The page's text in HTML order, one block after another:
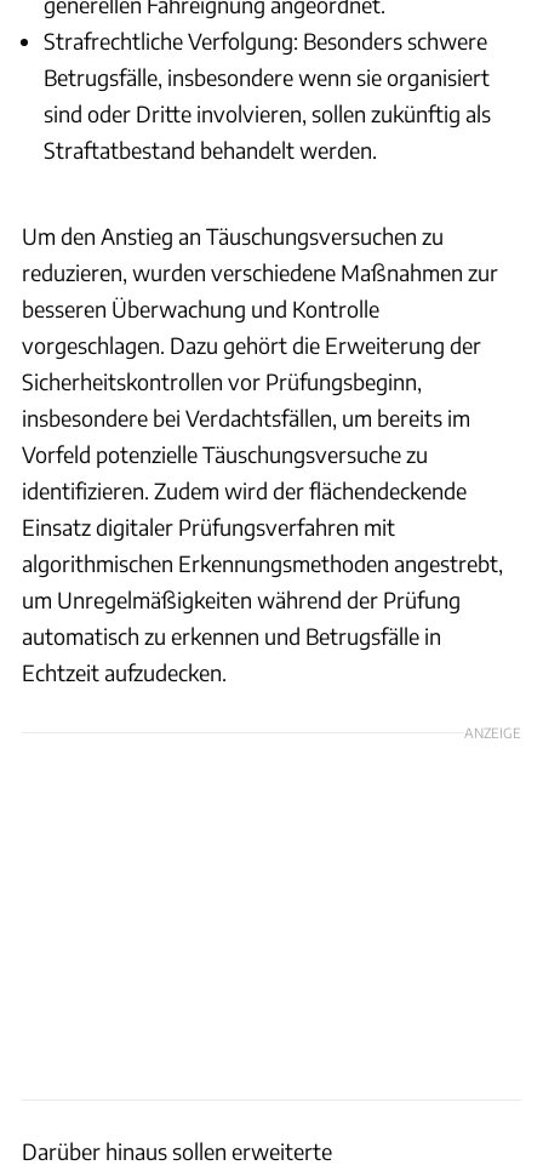
Strafrechtliche Verfolgung: Besonders schwere
Betrugsfälle, insbesondere wenn sie organisiert
sind oder Dritte involvieren, sollen zukünftig als
Straftatbestand behandelt werden.
Um den Anstieg an Täuschungsversuchen zu
reduzieren, wurden verschiedene Maßnahmen zur
besseren Überwachung und Kontrolle
vorgeschlagen. Dazu gehört die Erweiterung der
Sicherheitskontrollen vor Prüfungsbeginn,
insbesondere bei Verdachtsfällen, um bereits im
Vorfeld potenzielle Täuschungsversuche zu
identifizieren. Zudem wird der flächendeckende
Einsatz digitaler Prüfungsverfahren mit
algorithmischen Erkennungsmethoden angestrebt,
um Unregelmäßigkeiten während der Prüfung
automatisch zu erkennen und Betrugsfälle in
Echtzeit aufzudecken.
ANZEIGE
Darüber hinaus sollen erweiterte